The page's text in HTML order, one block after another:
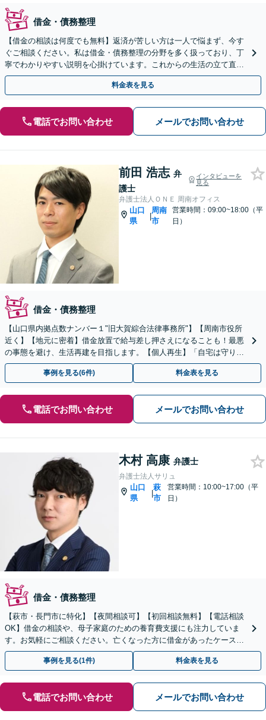
借金・債務整理
【借金の相談は何度でも無料】返済が苦しい方は一人で悩まず、今す
ぐご相談ください。私は借金・債務整理の分野を多く扱っており、丁
寧でわかりやすい説明を心掛けています。これからの生活の立て直し
を全力で支えます【山口駅徒歩13分】【駐車場完備】
料金表を見る
電話でお問い合わせ メールでお問い合わせ
前田 浩志 弁
護士
インタビューを
見る
弁護士法人ＯＮＥ 周南オフィス
山口
県
|
周南
市
営業時間：09:00~18:00（平
日）
借金・債務整理
【山口県内拠点数ナンバー１"旧大賀綜合法律事務所"】【周南市役所
近く】【地元に密着】借金放置で給与差し押さえになることも！最悪
の事態を避け、生活再建を目指します。【個人再生】「自宅は守りた
い」などご要望があればお気軽にお申し出ください。
事例を見る(6件) 料金表を見る
電話でお問い合わせ メールでお問い合わせ
木村 高康 弁護士
弁護士法人サリュ
山口
県
|
萩
市
営業時間：10:00~17:00（平
日）
借金・債務整理
【萩市・長門市に特化】【夜間相談可】【初回相談無料】【電話相談
OK】借金の相談や、母子家庭のための養育費支援にも注力していま
す。お気軽にご相談ください。亡くなった方に借金があったケースも
柔軟な解決を図ります。
事例を見る(1件) 料金表を見る
電話でお問い合わせ メールでお問い合わせ